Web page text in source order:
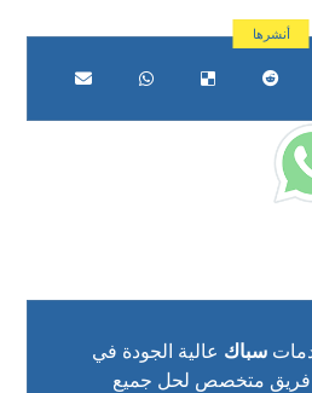
سباك عالية الجودة في
فريق متخصص لحل جميع